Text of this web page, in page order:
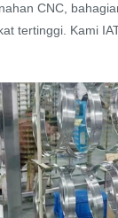
CNC,
tertinggi. Kami